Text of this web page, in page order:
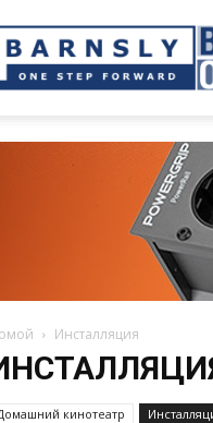
Инсталляция
кинотеатр